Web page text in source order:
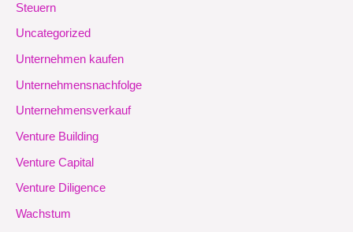
Steuern
Uncategorized
Unternehmen kaufen
Unternehmensnachfolge
Unternehmensverkauf
Venture Building
Venture Capital
Venture Diligence
Wachstum